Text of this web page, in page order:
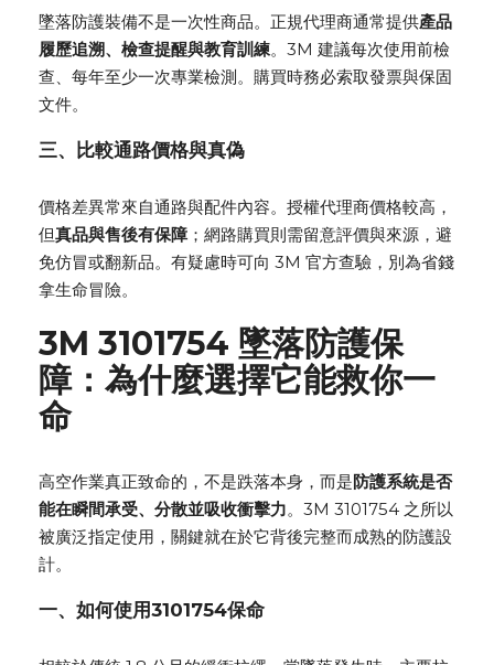
墜落防護裝備不是一次性商品。正規代理商通常提供產品
履歷追溯、檢查提醒與教育訓練。3M 建議每次使用前檢
查、每年至少一次專業檢測。購買時務必索取發票與保固
文件。
三、比較通路價格與真偽
價格差異常來自通路與配件內容。授權代理商價格較高，
但真品與售後有保障；網路購買則需留意評價與來源，避
免仿冒或翻新品。有疑慮時可向 3M 官方查驗，別為省錢
拿生命冒險。
3M 3101754 墜落防護保
障：為什麼選擇它能救你一
命
高空作業真正致命的，不是跌落本身，而是防護系統是否
能在瞬間承受、分散並吸收衝擊力。3M 3101754 之所以
被廣泛指定使用，關鍵就在於它背後完整而成熟的防護設
計。
一、 如何使用3101754保命